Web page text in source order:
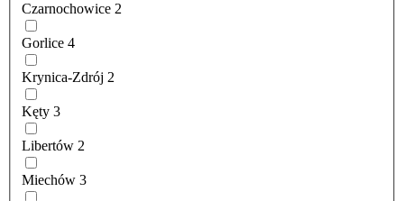
Czarnochowice 2
Gorlice 4
Krynica-Zdrój 2
Kęty 3
Libertów 2
Miechów 3